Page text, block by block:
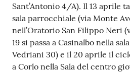
Seguici
su
Sant’Antonio 4/A). Il 13 aprile
sala parrocchiale (via Monte
nell’Oratorio San Filippo Neri
19 si passa a Casinalbo nella
Vedriani 30) e il 20 aprile il
a Corlo nella Sala del centro